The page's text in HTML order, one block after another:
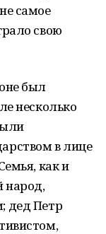
самое
свою
был
несколько
в лице
как и
народ,
дед Петр